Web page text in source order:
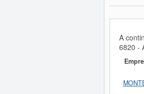
A
6820 -